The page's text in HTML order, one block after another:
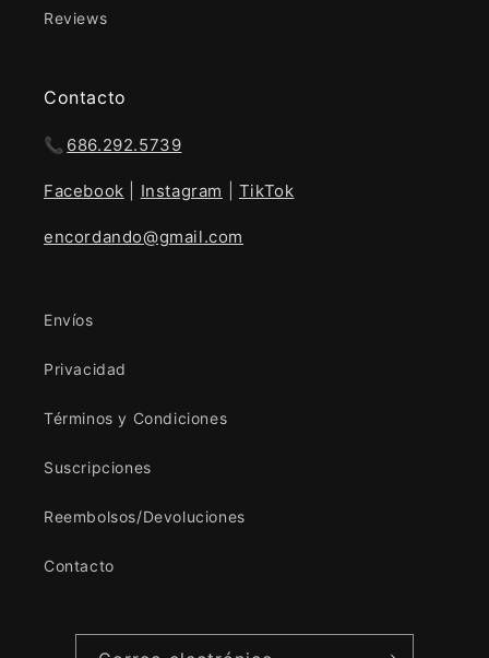
Reviews
Contacto
📞 686.292.5739
Facebook Instagram TikTok
encordando@gmail.com
Envíos
Privacidad
Términos y Condiciones
Suscripciones
Reembolsos/Devoluciones
Contacto